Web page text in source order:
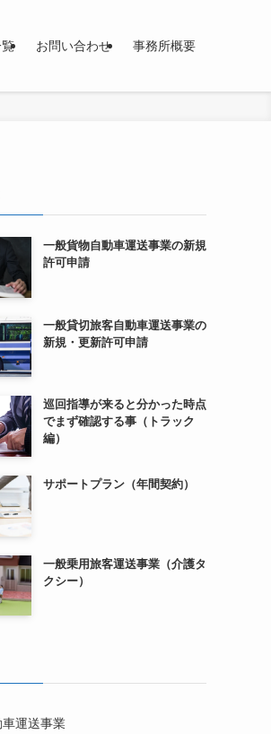
お問い合わせ 事務所概要
一般貨物自動車運送事業の新規
許可申請
一般貸切旅客自動車運送事業の
新規・更新許可申請
巡回指導が来ると分かった時点
でまず確認する事（トラック
編）
サポートプラン（年間契約）
一般乗用旅客運送事業（介護タ
クシー）
運送事業